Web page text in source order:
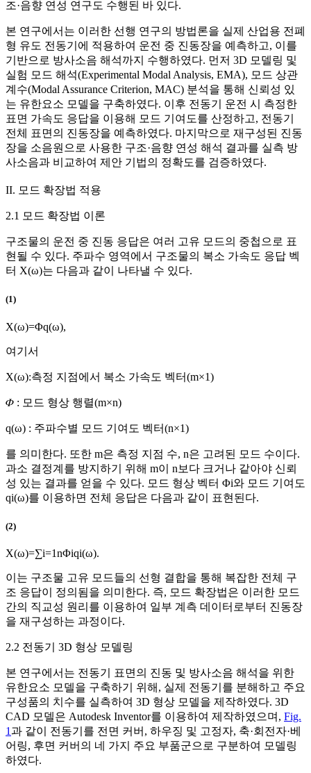
조·음향 연성 연구도 수행된 바 있다.
본 연구에서는 이러한 선행 연구의 방법론을 실제 산업용 전폐
형 유도 전동기에 적용하여 운전 중 진동장을 예측하고, 이를
기반으로 방사소음 해석까지 수행하였다. 먼저 3D 모델링 및
실험 모드 해석(Experimental Modal Analysis, EMA), 모드 상관
계수(Modal Assurance Criterion, MAC) 분석을 통해 신뢰성 있
는 유한요소 모델을 구축하였다. 이후 전동기 운전 시 측정한
표면 가속도 응답을 이용해 모드 기여도를 산정하고, 전동기
전체 표면의 진동장을 예측하였다. 마지막으로 재구성된 진동
장을 소음원으로 사용한 구조·음향 연성 해석 결과를 실측 방
사소음과 비교하여 제안 기법의 정확도를 검증하였다.
II. 모드 확장법 적용
2.1 모드 확장법 이론
구조물의 운전 중 진동 응답은 여러 고유 모드의 중첩으로 표
현될 수 있다. 주파수 영역에서 구조물의 복소 가속도 응답 벡
터 X(ω)는 다음과 같이 나타낼 수 있다.
(1)
X(ω)=Φq(ω),
여기서
X(ω):측정 지점에서 복소 가속도 벡터(m×1)
𝛷 : 모드 형상 행렬(m×n)
q(ω) : 주파수별 모드 기여도 벡터(n×1)
를 의미한다. 또한 m은 측정 지점 수, n은 고려된 모드 수이다.
과소 결정계를 방지하기 위해 m이 n보다 크거나 같아야 신뢰
성 있는 결과를 얻을 수 있다. 모드 형상 벡터 Φi와 모드 기여도
qi(ω)를 이용하면 전체 응답은 다음과 같이 표현된다.
(2)
X(ω)=∑i=1nΦiqi(ω).
이는 구조물 고유 모드들의 선형 결합을 통해 복잡한 전체 구
조 응답이 정의됨을 의미한다. 즉, 모드 확장법은 이러한 모드
간의 직교성 원리를 이용하여 일부 계측 데이터로부터 진동장
을 재구성하는 과정이다.
2.2 전동기 3D 형상 모델링
본 연구에서는 전동기 표면의 진동 및 방사소음 해석을 위한
유한요소 모델을 구축하기 위해, 실제 전동기를 분해하고 주요
구성품의 치수를 실측하여 3D 형상 모델을 제작하였다. 3D
CAD 모델은 Autodesk Inventor를 이용하여 제작하였으며, Fig.
1과 같이 전동기를 전면 커버, 하우징 및 고정자, 축·회전자·베
어링, 후면 커버의 네 가지 주요 부품군으로 구분하여 모델링
하였다.